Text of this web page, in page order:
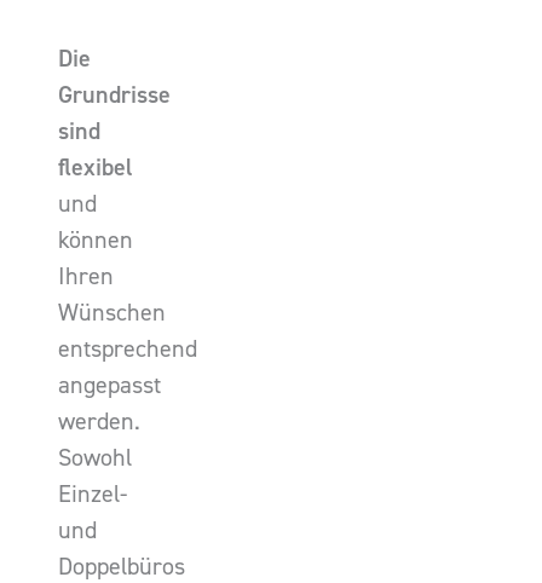
Die
Grundrisse
sind
flexibel
und
können
Ihren
Wünschen
entsprechend
angepasst
werden.
Sowohl
Einzel-
und
Doppelbüros